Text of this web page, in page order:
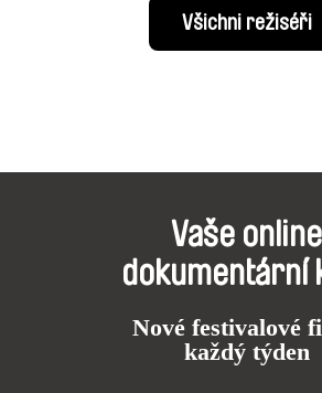
Všichni režiséři
Vaše online
dokumentární
Nové festivalové
každý týden